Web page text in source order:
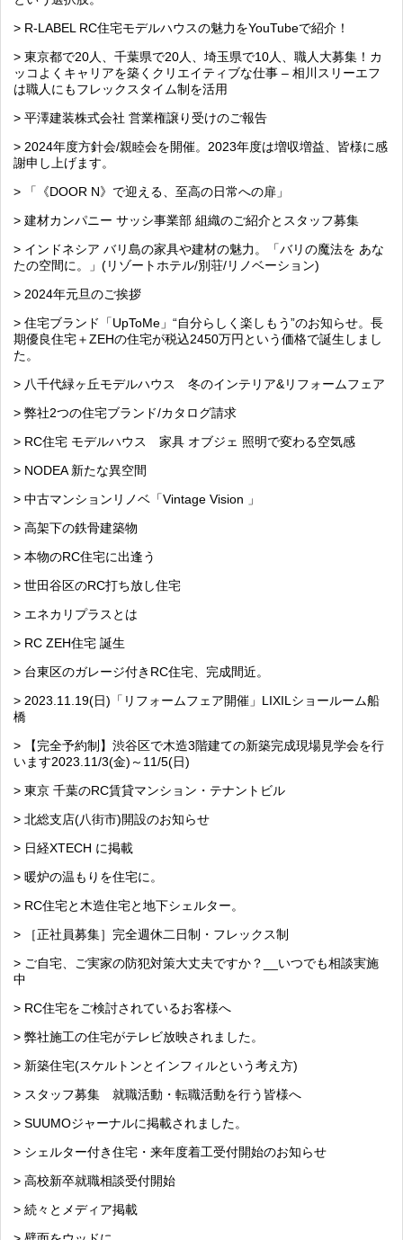
> R-LABEL RC住宅モデルハウスの魅力をYouTubeで紹介！
> 東京都で20人、千葉県で20人、埼玉県で10人、職人大募集！カ
ッコよくキャリアを築くクリエイティブな仕事 – 相川スリーエフ
は職人にもフレックスタイム制を活用
> 平澤建装株式会社 営業権譲り受けのご報告
> 2024年度方針会/親睦会を開催。2023年度は増収増益、皆様に感
謝申し上げます。
> 「《DOOR N》で迎える、至高の日常への扉」
> 建材カンパニー サッシ事業部 組織のご紹介とスタッフ募集
> インドネシア バリ島の家具や建材の魅力。「バリの魔法を あな
たの空間に。」(リゾートホテル/別荘/リノベーション)
> 2024年元旦のご挨拶
> 住宅ブランド「UpToMe」“自分らしく楽しもう”のお知らせ。長
期優良住宅＋ZEHの住宅が税込2450万円という価格で誕生しまし
た。
> 八千代緑ヶ丘モデルハウス 冬のインテリア&リフォームフェア
> 弊社2つの住宅ブランド/カタログ請求
> RC住宅 モデルハウス 家具 オブジェ 照明で変わる空気感
> NODEA 新たな異空間
> 中古マンションリノベ「Vintage Vision 」
> 高架下の鉄骨建築物
> 本物のRC住宅に出逢う
> 世田谷区のRC打ち放し住宅
> エネカリプラスとは
> RC ZEH住宅 誕生
> 台東区のガレージ付きRC住宅、完成間近。
> 2023.11.19(日)「リフォームフェア開催」LIXILショールーム船
橋
> 【完全予約制】渋谷区で木造3階建ての新築完成現場見学会を行
います2023.11/3(金)～11/5(日)
> 東京 千葉のRC賃貸マンション・テナントビル
> 北総支店(八街市)開設のお知らせ
> 日経XTECH に掲載
> 暖炉の温もりを住宅に。
> RC住宅と木造住宅と地下シェルター。
> ［正社員募集］完全週休二日制・フレックス制
> ご自宅、ご実家の防犯対策大丈夫ですか？__いつでも相談実施
中
> RC住宅をご検討されているお客様へ
> 弊社施工の住宅がテレビ放映されました。
> 新築住宅(スケルトンとインフィルという考え方)
> スタッフ募集 就職活動・転職活動を行う皆様へ
> SUUMOジャーナルに掲載されました。
> シェルター付き住宅・来年度着工受付開始のお知らせ
> 高校新卒就職相談受付開始
> 続々とメディア掲載